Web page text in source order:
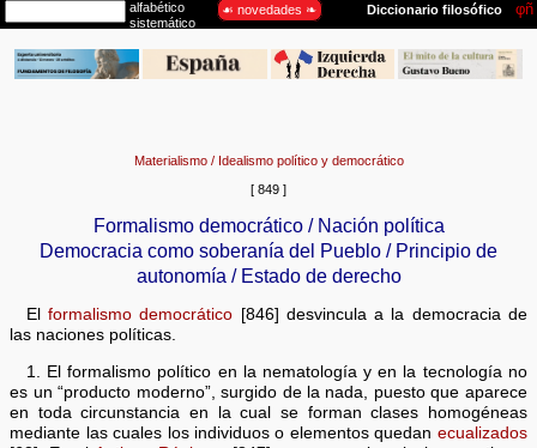
Materialismo / Idealismo político y democrático
[ 849 ]
Formalismo democrático / Nación política
Democracia como soberanía del Pueblo / Principio de
autonomía / Estado de derecho
Elformalismo democrático [846] desvincula a la democracia de
las naciones políticas.
1. El formalismo político en la nematología y en la tecnología no
es un “producto moderno”, surgido de la nada, puesto que aparece
en toda circunstancia en la cual se forman clases homogéneas
mediante las cuales los individuos o elementos quedan ecualizados